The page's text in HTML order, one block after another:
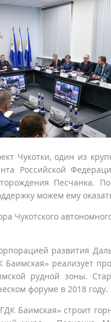
Чукотки, один из
Российской
Песчанка.
можем ему
Чукотского
развития
реализует
рудной зоны.
форуме в 2018 году.
Баимская» строит